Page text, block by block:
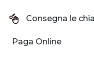
Consegna le
Paga Online